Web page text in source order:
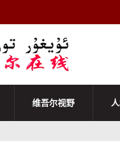
维吾尔视野